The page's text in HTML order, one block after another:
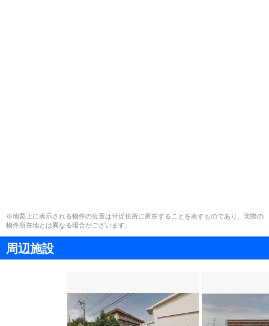
※地図上に表示される物件の位置は付近住所に所在することを表すものであり、実際の
物件所在地とは異なる場合がございます。
周辺施設